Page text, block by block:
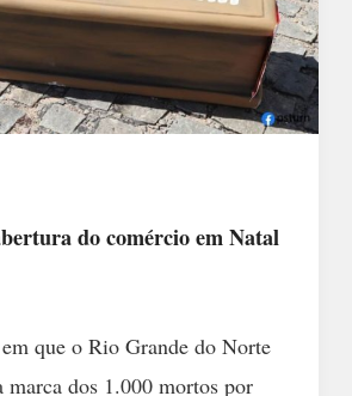
do comércio em Natal
que o Rio Grande do Norte
marca dos 1.000 mortos por